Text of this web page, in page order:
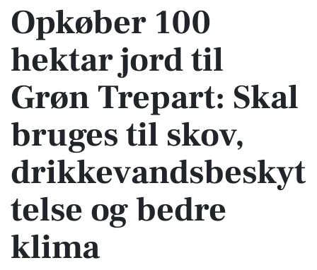
Opkøber 100
hektar jord til
Grøn Trepart: Skal
bruges til skov,
drikkevandsbeskyt
telse og bedre
klima